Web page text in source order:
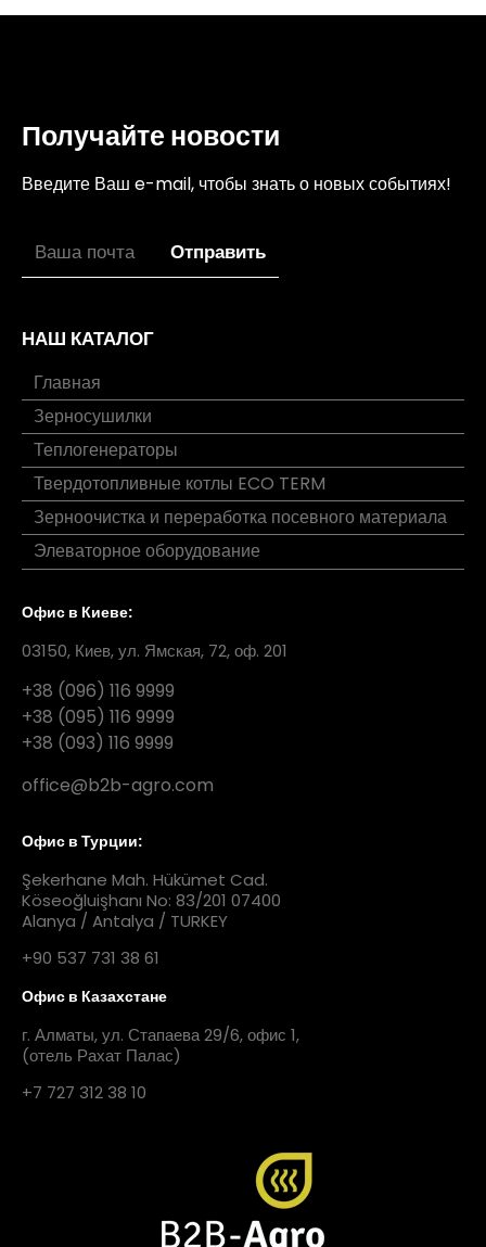
Получайте новости
Введите Ваш e-mail, чтобы знать о новых событиях!
НАШ КАТАЛОГ
Главная
Зерносушилки
Теплогенераторы
Твердотопливные котлы ECO TERM
Зерноочистка и переработка посевного материала
Элеваторное оборудование
Офис в Киеве:
03150, Киев, ул. Ямская, 72, оф. 201
+38 (096) 116 9999
+38 (095) 116 9999
+38 (093) 116 9999
office@b2b-agro.com
Офис в Турции:
Şekerhane Mah. Hükümet Cad.
Köseoğluişhanı No: 83/201 07400
Alanya / Antalya / TURKEY
+90 537 731 38 61
Офис в Казахстане
г. Алматы, ул. Стапаева 29/6, офис 1,
(отель Рахат Палас)
+7 727 312 38 10